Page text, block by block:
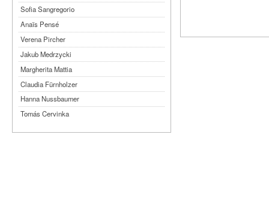
Sofia Sangregorio
Anaïs Pensé
Verena Pircher
Jakub Medrzycki
Margherita Mattia
Claudia Fürnholzer
Hanna Nussbaumer
Tomás Cervinka